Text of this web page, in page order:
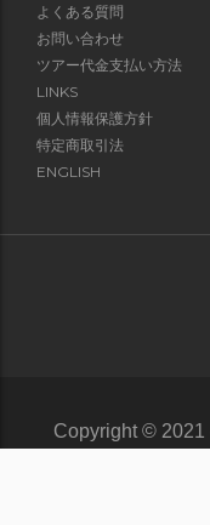
よくある質問
お問い合わせ
ツアー代金支払い方法
LINKS
個人情報保護方針
特定商取引法
ENGLISH
Copyright © 2021